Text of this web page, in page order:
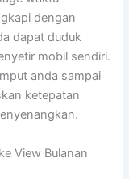
dengan
dapat duduk
mobil sendiri.
anda sampai
ketepatan
View Bulanan